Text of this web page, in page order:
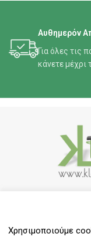
Αυθημερόν
Για όλες τις
κάνετε μέχρι
Χρησιμοποιούμε